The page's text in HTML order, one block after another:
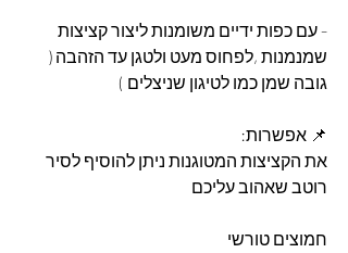
- עם כפות ידיים משומנות ליצור קציצות
שמנמנות ,לפחוס מעט ולטגן עד הזהבה (
גובה שמן כמו לטיגון שניצלים )
📌 אפשרות:
את הקציצות המטוגנות ניתן להוסיף לסיר
רוטב שאהוב עליכם
חמוצים טורשי